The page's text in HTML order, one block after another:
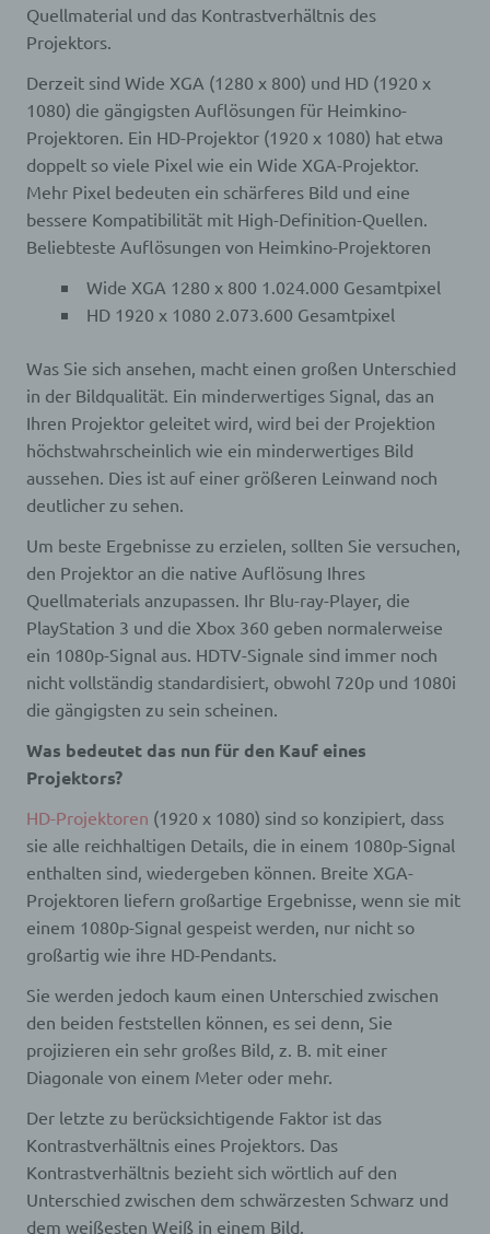
Quellmaterial und das Kontrastverhältnis des
Projektors.
Derzeit sind Wide XGA (1280 x 800) und HD (1920 x
1080) die gängigsten Auflösungen für Heimkino-
Projektoren. Ein HD-Projektor (1920 x 1080) hat etwa
doppelt so viele Pixel wie ein Wide XGA-Projektor.
Mehr Pixel bedeuten ein schärferes Bild und eine
bessere Kompatibilität mit High-Definition-Quellen.
Beliebteste Auflösungen von Heimkino-Projektoren
Wide XGA 1280 x 800 1.024.000 Gesamtpixel
HD 1920 x 1080 2.073.600 Gesamtpixel
Was Sie sich ansehen, macht einen großen Unterschied
in der Bildqualität. Ein minderwertiges Signal, das an
Ihren Projektor geleitet wird, wird bei der Projektion
höchstwahrscheinlich wie ein minderwertiges Bild
aussehen. Dies ist auf einer größeren Leinwand noch
deutlicher zu sehen.
Um beste Ergebnisse zu erzielen, sollten Sie versuchen,
den Projektor an die native Auflösung Ihres
Quellmaterials anzupassen. Ihr Blu-ray-Player, die
PlayStation 3 und die Xbox 360 geben normalerweise
ein 1080p-Signal aus. HDTV-Signale sind immer noch
nicht vollständig standardisiert, obwohl 720p und 1080i
die gängigsten zu sein scheinen.
Was bedeutet das nun für den Kauf eines
Projektors?
HD-Projektoren (1920 x 1080) sind so konzipiert, dass
sie alle reichhaltigen Details, die in einem 1080p-Signal
enthalten sind, wiedergeben können. Breite XGA-
Projektoren liefern großartige Ergebnisse, wenn sie mit
einem 1080p-Signal gespeist werden, nur nicht so
großartig wie ihre HD-Pendants.
Sie werden jedoch kaum einen Unterschied zwischen
den beiden feststellen können, es sei denn, Sie
projizieren ein sehr großes Bild, z. B. mit einer
Diagonale von einem Meter oder mehr.
Der letzte zu berücksichtigende Faktor ist das
Kontrastverhältnis eines Projektors. Das
Kontrastverhältnis bezieht sich wörtlich auf den
Unterschied zwischen dem schwärzesten Schwarz und
dem weißesten Weiß in einem Bild.